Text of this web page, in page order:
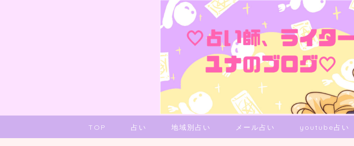
TOP 占い 地域別占い メール占い youtube占い